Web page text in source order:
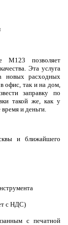
M123 позволяет
Эта услуга
новых расходных
офис, так и на дом,
заправку по
такой же, как у
и деньги.
и ближайшего
с НДС)
с печатной